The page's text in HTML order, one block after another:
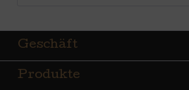
Geschäft
Produkte